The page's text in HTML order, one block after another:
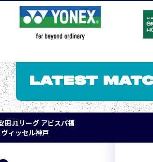
LATEST
田J1リーグ アビスパ福
ィッセル神戸